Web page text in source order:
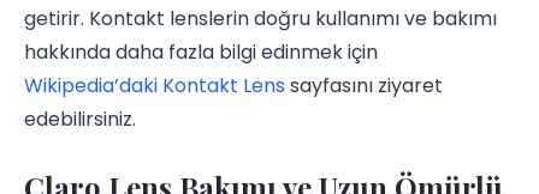
getirir. Kontakt lenslerin doğru kullanımı ve bakımı
hakkında daha fazla bilgi edinmek için
Wikipedia’daki Kontakt Lens sayfasını ziyaret
edebilirsiniz.
Claro Lens Bakımı ve Uzun Ömürlü